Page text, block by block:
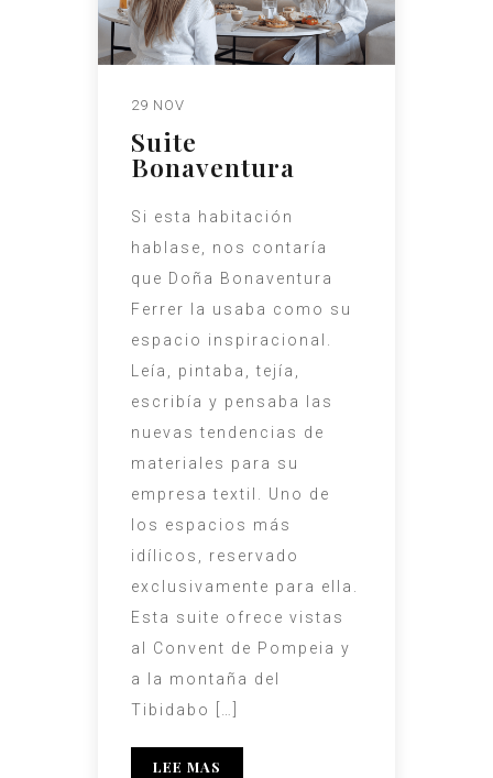
29 NOV
Suite
Bonaventura
Si esta habitación
hablase, nos contaría
que Doña Bonaventura
Ferrer la usaba como su
espacio inspiracional.
Leía, pintaba, tejía,
escribía y pensaba las
nuevas tendencias de
materiales para su
empresa textil. Uno de
los espacios más
idílicos, reservado
exclusivamente para ella.
Esta suite ofrece vistas
al Convent de Pompeia y
a la montaña del
Tibidabo […]
LEE MAS